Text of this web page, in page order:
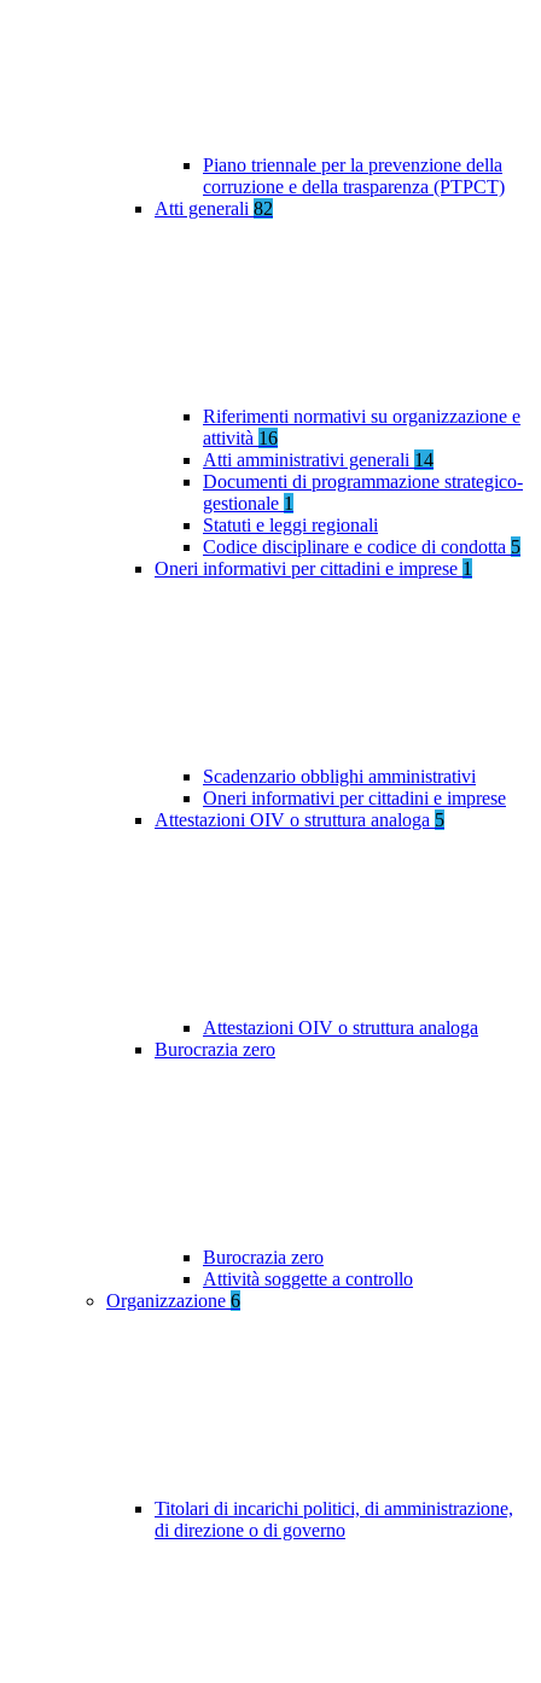
Piano triennale per la prevenzione della
corruzione e della trasparenza (PTPCT)
Atti generali 82
Riferimenti normativi su organizzazione e
attività 16
Atti amministrativi generali 14
Documenti di programmazione strategico-
gestionale 1
Statuti e leggi regionali
Codice disciplinare e codice di condotta 5
Oneri informativi per cittadini e imprese 1
Scadenzario obblighi amministrativi
Oneri informativi per cittadini e imprese
Attestazioni OIV o struttura analoga 5
Attestazioni OIV o struttura analoga
Burocrazia zero
Burocrazia zero
Attività soggette a controllo
Organizzazione 6
Titolari di incarichi politici, di amministrazione,
di direzione o di governo